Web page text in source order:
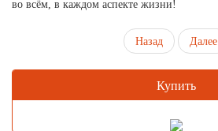
во всём, в каждом аспекте жизни!
Назад Далее
Купить